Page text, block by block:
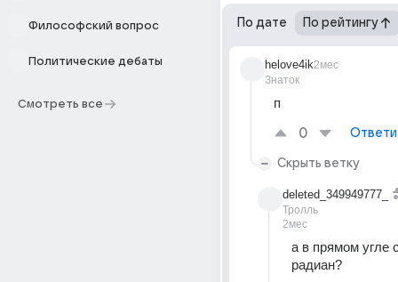
Философский вопрос
Политические дебаты
Смотреть все
По дате По рейтингу
helove4ik
Знаток
2мес
п
0
Скрыть ветку
deleted_349949777_
Тролль
2мес
а в прямом угле
радиан?